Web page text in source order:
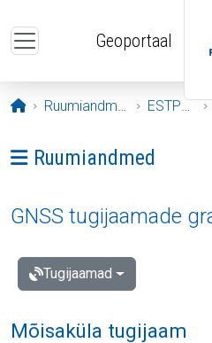
Geoportaal
Avaleht
Ruumiandmed ESTPOS
Ava menüü:
Ruumiandmed
GNSS tugijaamade
Tugijaamad
Mõisaküla tugijaam